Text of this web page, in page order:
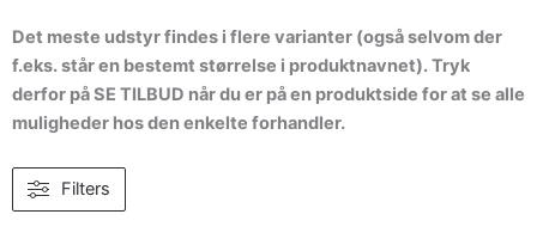
Det meste udstyr findes i flere varianter (også selvom der
f.eks. står en bestemt størrelse i produktnavnet). Tryk
derfor på SE TILBUD når du er på en produktside for at se alle
muligheder hos den enkelte forhandler.
Filters